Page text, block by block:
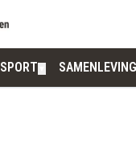
SPORT SAMENLEVING